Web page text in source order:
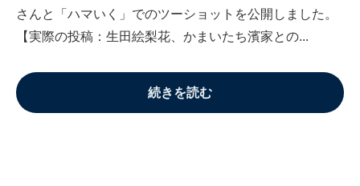
さんと「ハマいく」でのツーショットを公開しました。
【実際の投稿：生田絵梨花、かまいたち濱家との...
続きを読む